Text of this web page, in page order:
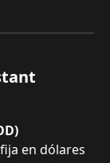
en dólares